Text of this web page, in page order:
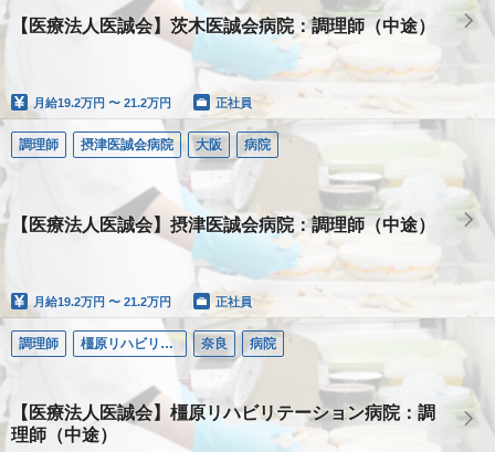
【医療法人医誠会】茨木医誠会病院：調理師（中途）
月給19.2万円 〜 21.2万円 正社員
調理師 摂津医誠会病院 大阪 病院
【医療法人医誠会】摂津医誠会病院：調理師（中途）
月給19.2万円 〜 21.2万円 正社員
調理師 橿原リハビリテーション病院 奈良 病院
【医療法人医誠会】橿原リハビリテーション病院：調
理師（中途）